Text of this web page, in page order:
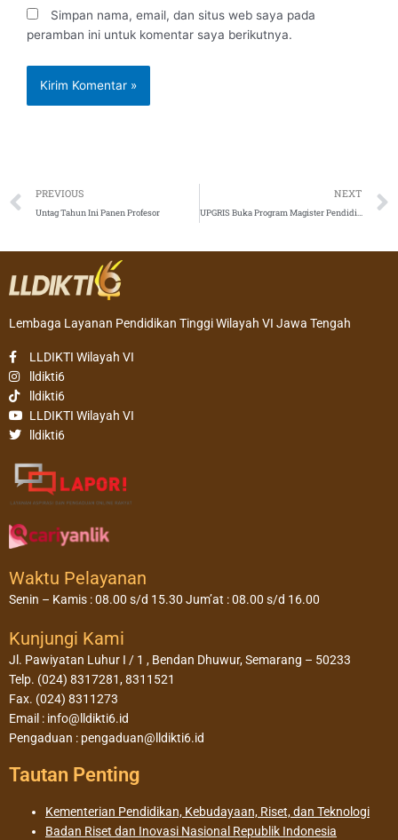
Simpan nama, email, dan situs web saya pada
peramban ini untuk komentar saya berikutnya.
Prev
PREVIOUS
Untag Tahun Ini Panen Profesor
NEXT
UPGRIS Buka Program Magister Pendidikan Dasar
Lembaga Layanan Pendidikan Tinggi Wilayah VI Jawa Tengah
LLDIKTI Wilayah VI
lldikti6
lldikti6
LLDIKTI Wilayah VI
lldikti6
Waktu Pelayanan
Senin – Kamis : 08.00 s/d 15.30 Jum’at : 08.00 s/d 16.00
Kunjungi Kami
Jl. Pawiyatan Luhur I / 1 , Bendan Dhuwur, Semarang – 50233
Telp. (024) 8317281, 8311521
Fax. (024) 8311273
Email : info@lldikti6.id
Pengaduan : pengaduan@lldikti6.id
Tautan Penting
Kementerian Pendidikan, Kebudayaan, Riset, dan Teknologi
Badan Riset dan Inovasi Nasional Republik Indonesia